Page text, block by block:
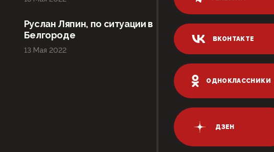
Руслан Ляпин, по ситуации в
Белгороде
13 Мая 2022
ВКОНТАКТЕ
ОДНОКЛАССНИКИ
ДЗЕН